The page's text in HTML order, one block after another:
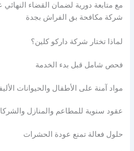
مع متابعة دورية لضمان القضاء
شركة مكافحة بق الفراش بجدة
لماذا تختار شركة داركو كلين؟
فحص شامل قبل بدء الخدمة
مواد آمنة على الأطفال والحيوانات
عقود سنوية للمطاعم والمنازل
حلول فعالة تمنع عودة الحشرات